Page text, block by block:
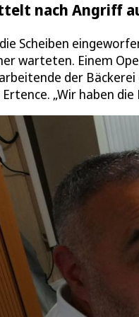
nach Angriff
Scheiben
warteten. Einem
der
„Wir haben